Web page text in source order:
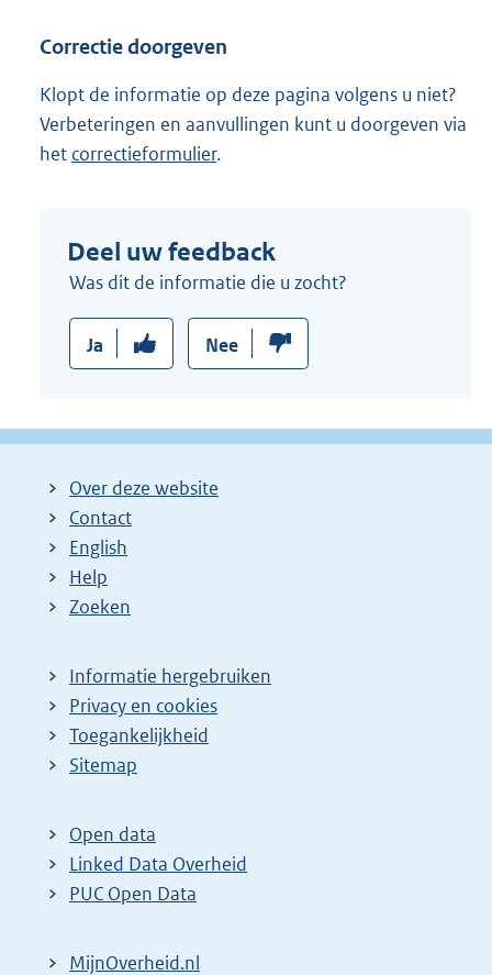
Correctie doorgeven
Klopt de informatie op deze pagina volgens u niet?
Verbeteringen en aanvullingen kunt u doorgeven via
het correctieformulier.
Deel uw feedback
Was dit de informatie die u zocht?
Ja Nee
Over deze website
Contact
English
Help
Zoeken
Informatie hergebruiken
Privacy en cookies
Toegankelijkheid
Sitemap
Open data
Linked Data Overheid
PUC Open Data
MijnOverheid.nl